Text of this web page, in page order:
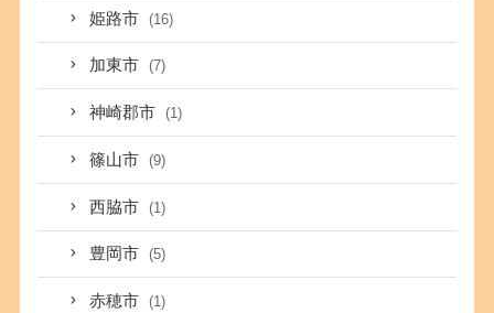
姫路市 (16)
加東市 (7)
神崎郡市 (1)
篠山市 (9)
西脇市 (1)
豊岡市 (5)
赤穂市 (1)